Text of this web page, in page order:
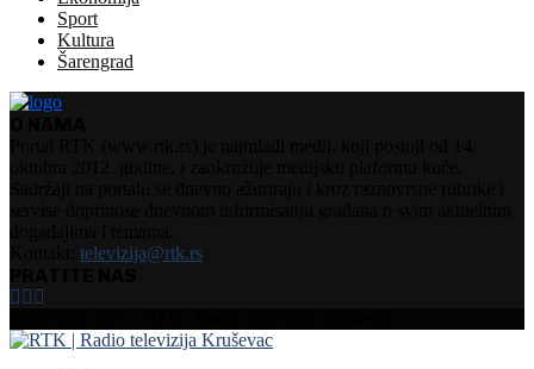
Sport
Kultura
Šarengrad
televizija@rtk.rs
Facebook
Instagram